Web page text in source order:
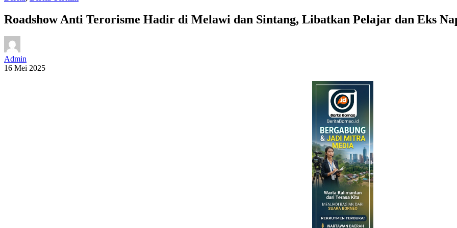
Roadshow Anti Terorisme Hadir di Melawi dan Sintang, Libatkan Pelajar dan Eks
Admin
16 Mei 2025